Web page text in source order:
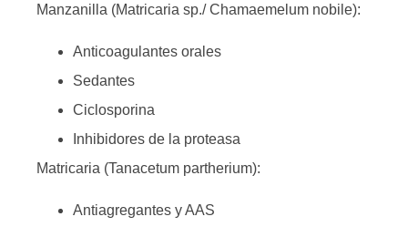
Manzanilla (Matricaria sp./ Chamaemelum nobile):
Anticoagulantes orales
Sedantes
Ciclosporina
Inhibidores de la proteasa
Matricaria (Tanacetum partherium):
Antiagregantes y AAS